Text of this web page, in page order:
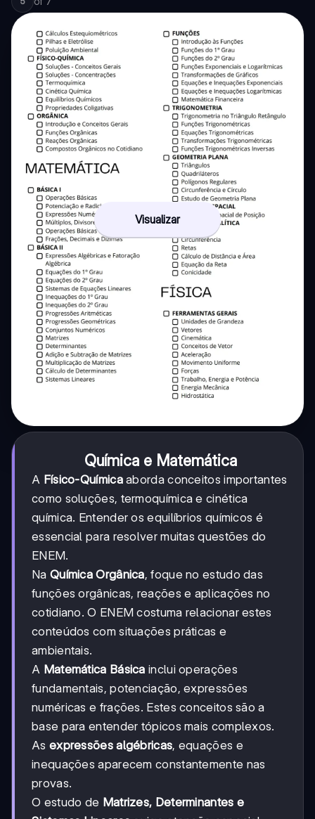
Visualizar
Química e Matemática
A Físico-Químicaaborda conceitos importantes
como soluções, termoquímica e cinética
química. Entender os equilíbrios químicos é
essencial para resolver muitas questões do
ENEM.
Na Química Orgânica, foque no estudo das
funções orgânicas, reações e aplicações no
cotidiano. O ENEM costuma relacionar estes
conteúdos com situações práticas e
ambientais.
A Matemática Básica inclui operações
fundamentais, potenciação, expressões
numéricas e frações. Estes conceitos são a
base para entender tópicos mais complexos.
As expressões algébricas, equações e
inequações aparecem constantemente nas
provas.
O estudo de Matrizes, Determinantes e